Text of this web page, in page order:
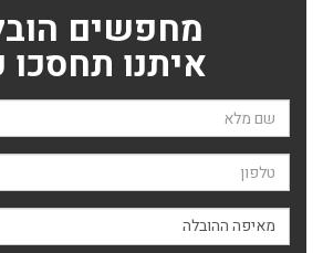
מחפשים
איתנו
שם השולח
טלפון
מאיפה ההובלה